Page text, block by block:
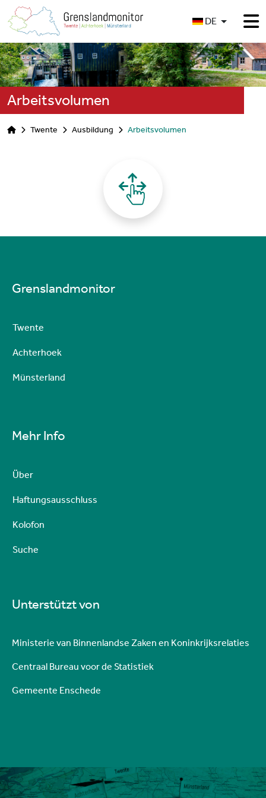
Sprache auswählen
DE
Arbeitsvolumen
Twente Ausbildung Arbeitsvolumen
Grenslandmonitor
Twente
Achterhoek
Münsterland
Mehr Info
Über
Haftungsausschluss
Kolofon
Suche
Unterstützt von
Ministerie van Binnenlandse Zaken en Koninkrijksrelaties
Centraal Bureau voor de Statistiek
Gemeente Enschede